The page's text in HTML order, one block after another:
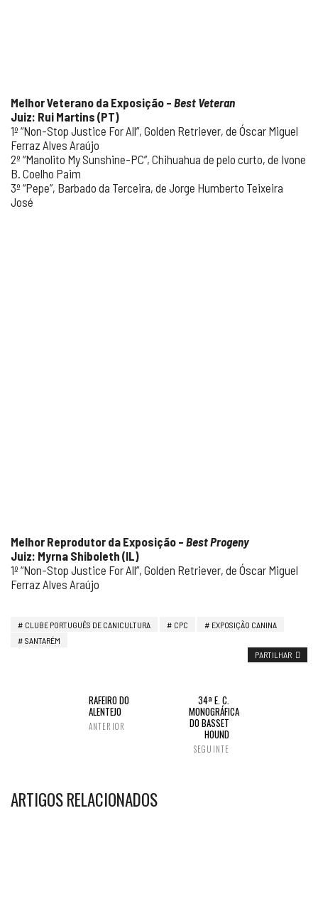
Melhor Veterano da Exposição – Best Veteran
Juiz: Rui Martins (PT)
1º “Non-Stop Justice For All”, Golden Retriever, de Óscar Miguel
Ferraz Alves Araújo
2º “Manolito My Sunshine-PC”, Chihuahua de pelo curto, de Ivone
B. Coelho Paim
3º “Pepe”, Barbado da Terceira, de Jorge Humberto Teixeira
José
Melhor Reprodutor da Exposição – Best Progeny
Juiz: Myrna Shiboleth (IL)
1º “Non-Stop Justice For All”, Golden Retriever, de Óscar Miguel
Ferraz Alves Araújo
CLUBE PORTUGUÊS DE CANICULTURA CPC
EXPOSIÇÃO CANINA
SANTARÉM
PARTILHAR
RAFEIRO DO
ALENTEJO
ANTERIOR
34ª E. C.
MONOGRÁFICA
DO BASSET
HOUND
SEGUINTE
ARTIGOS RELACIONADOS